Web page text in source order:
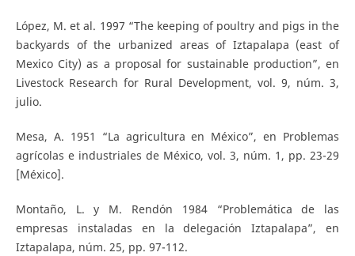
López, M. et al. 1997 “The keeping of poultry and pigs in the
backyards of the urbanized areas of Iztapalapa (east of
Mexico City) as a proposal for sustainable production”, en
Livestock Research for Rural Development, vol. 9, núm. 3,
julio.
Mesa, A. 1951 “La agricultura en México”, en Problemas
agrícolas e industriales de México, vol. 3, núm. 1, pp. 23-29
[México].
Montaño, L. y M. Rendón 1984 “Problemática de las
empresas instaladas en la delegación Iztapalapa”, en
Iztapalapa, núm. 25, pp. 97-112.